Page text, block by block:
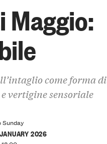
Maggio:
come forma di
vertigine sensoriale
Sunday
JANUARY 2026